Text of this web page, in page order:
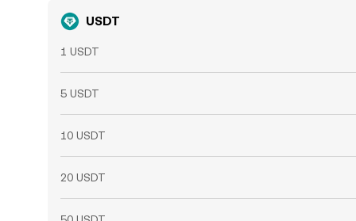
USDT
1 USDT
5 USDT
10 USDT
20 USDT